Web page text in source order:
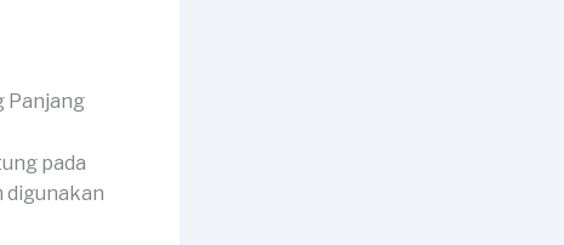
pada
digunakan